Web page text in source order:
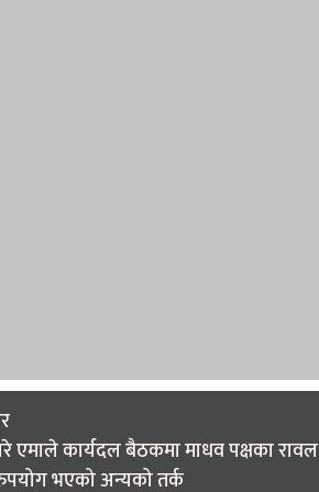
एमाले कार्यदल बैठकमा माधव पक्षका रावल
भएको अन्यको तर्क